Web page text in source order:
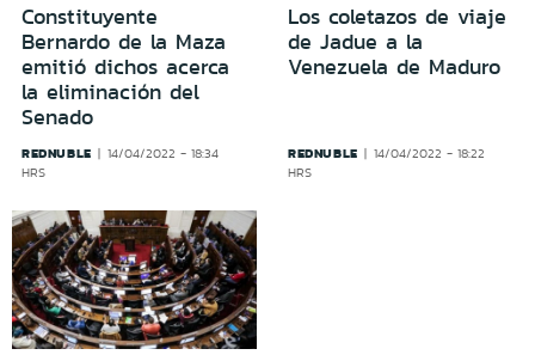
Constituyente
Bernardo de la Maza
emitió dichos acerca
la eliminación del
Senado
REDNUBLE
14/04/2022 - 18:34
HRS
Los coletazos de viaje
de Jadue a la
Venezuela de Maduro
REDNUBLE
14/04/2022 - 18:22
HRS